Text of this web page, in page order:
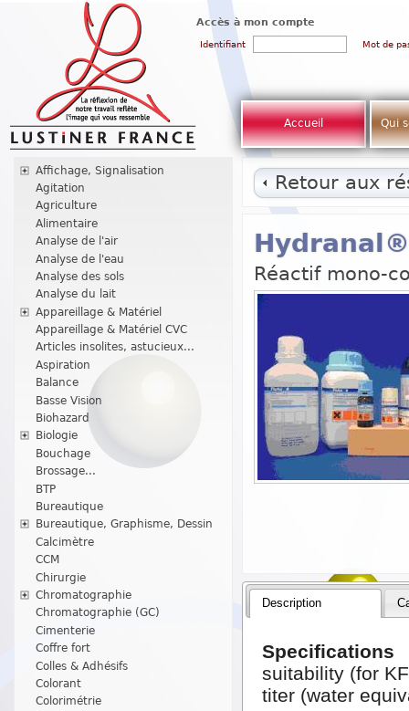
Accès à mon compte
Identifiant Mot de
Accueil Qui
Affichage, Signalisation
Agitation
Agriculture
Alimentaire
Analyse de l'air
Analyse de l'eau
Analyse des sols
Analyse du lait
Appareillage & Matériel
Appareillage & Matériel CVC
Articles insolites, astucieux...
Aspiration
Balance
Basse Vision
Biohazard
Biologie
Bouchage
Brossage...
BTP
Bureautique
Bureautique, Graphisme, Dessin
Calcimètre
CCM
Chirurgie
Chromatographie
Chromatographie (GC)
Cimenterie
Coffre fort
Colles & Adhésifs
Colorant
Colorimétrie
Retour aux
Réactif mono-
Description
Specifications
suitability (for
titer (water